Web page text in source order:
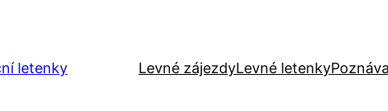
letenky Levné zájezdyLevné letenky